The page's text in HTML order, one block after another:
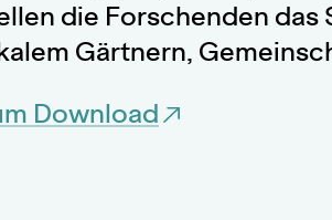
die Forschenden das
Gärtnern,
Download